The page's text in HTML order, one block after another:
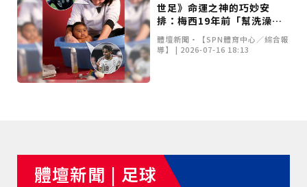
世足》命運之神的巧妙安
排：梅西19年前「幫洗澡」
嬰兒 如今世界盃決賽與亞馬
爾上演對決
體壇新聞•【SPN體育中心／綜合報
導】 | 2026-07-16 18:13
體壇新聞 | 足球